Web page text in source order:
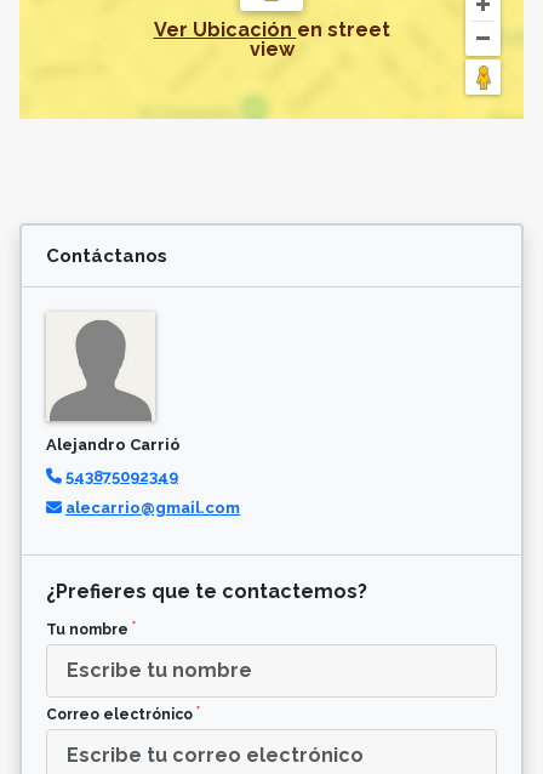
Ver Ubicación en street
view
Contáctanos
Alejandro Carrió
543875092349
alecarrio@gmail.com
¿Prefieres que te contactemos?
Tu nombre *
Correo electrónico *